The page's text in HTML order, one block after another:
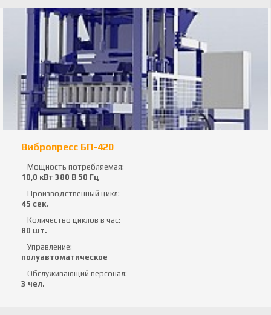
Вибропресс БП-420
Мощность потребляемая:
10,0 кВт 380 В 50 Гц
Производственный цикл:
45 сек.
Количество циклов в час:
80 шт.
Управление:
полуавтоматическое
Обслуживающий персонал:
3 чел.